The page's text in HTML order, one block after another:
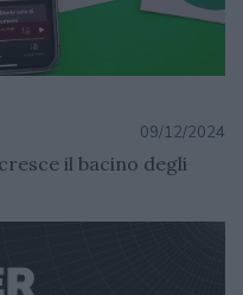
09/12/2024
il bacino degli